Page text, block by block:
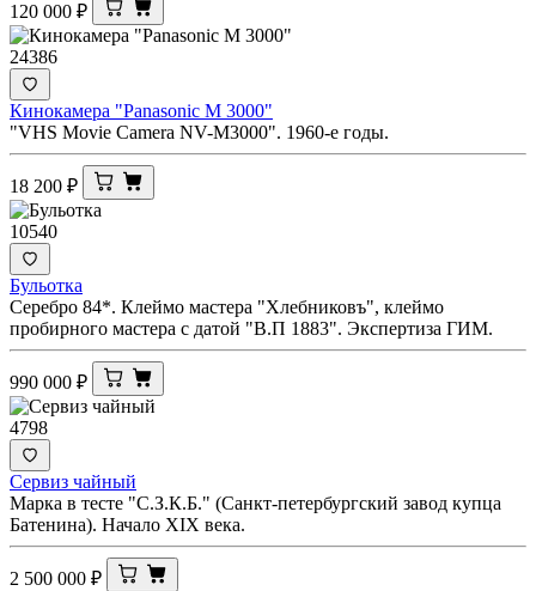
120 000 ₽
24386
Кинокамера "Panasonic M 3000"
"VHS Movie Camera NV-M3000". 1960-е годы.
18 200 ₽
10540
Бульотка
Серебро 84*. Клеймо мастера "Хлебниковъ", клеймо
пробирного мастера с датой "В.П 1883". Экспертиза ГИМ.
990 000 ₽
4798
Сервиз чайный
Марка в тесте "С.З.К.Б." (Санкт-петербургский завод купца
Батенина). Начало XIX века.
2 500 000 ₽